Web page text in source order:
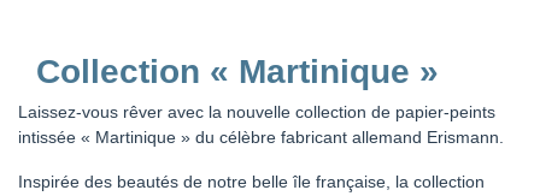
Collection « Martinique »
Laissez-vous rêver avec la nouvelle collection de papier-peints
intissée « Martinique » du célèbre fabricant allemand Erismann.
Inspirée des beautés de notre belle île française, la collection